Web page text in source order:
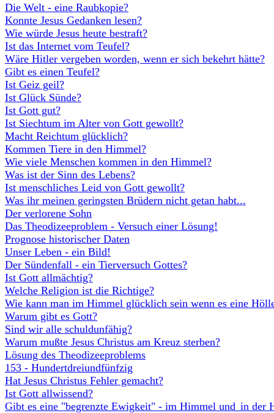
Die Welt - eine Raubkopie?
Konnte Jesus Gedanken lesen?
Wie würde Jesus heute bestraft?
Ist das Internet vom Teufel?
Wäre Hitler vergeben worden, wenn er sich bekehrt hätte?
Gibt es einen Teufel?
Ist Geiz geil?
Ist Glück Sünde?
Ist Gott gut?
Ist Siechtum im Alter von Gott gewollt?
Macht Reichtum glücklich?
Kommen Tiere in den Himmel?
Wie viele Menschen kommen in den Himmel?
Was ist der Sinn des Lebens?
Ist menschliches Leid von Gott gewollt?
Was ihr meinen geringsten Brüdern nicht getan habt...
Der verlorene Sohn
Das Theodizeeproblem - Versuch einer Lösung!
Prognose historischer Daten
Unser Leben - ein Bild!
Der Sündenfall - ein Tierversuch Gottes?
Ist Gott allmächtig?
Welche Religion ist die Richtige?
Wie kann man im Himmel glücklich sein wenn es eine
Warum gibt es Gott?
Sind wir alle schuldunfähig?
Warum mußte Jesus Christus am Kreuz sterben?
Lösung des Theodizeeproblems
153 - Hundertdreiundfünfzig
Hat Jesus Christus Fehler gemacht?
Ist Gott allwissend?
Gibt es eine "begrenzte Ewigkeit" - im Himmel und in der